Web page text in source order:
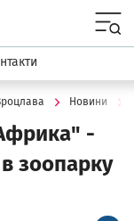
Новини
-
зоопарку